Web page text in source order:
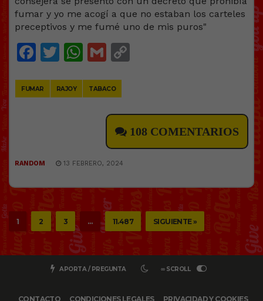
Facebook
Twitter
WhatsApp
Gmail
FUMAR RAJOY TABACO
108 COMENTARIOS
RANDOM 13 FEBRERO, 2024
1 2 3 … 11.487 SIGUIENTE »
APORTA / PREGUNTA ∞ SCROLL
CONTACTO CONDICIONES LEGALES PRIVACIDAD Y COOKIES